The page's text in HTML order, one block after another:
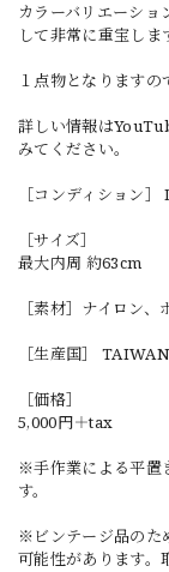
カラーバリエーショ
して非常に重宝しま
１点物となりますの
詳しい情報は
みてください。
［コンディション
［サイズ］
最大内周 約63cm
［素材］ナイロン
［生産国］ TAIWAN
［価格］
5,000円＋tax
※手作業による平置
す。
※ビンテージ品のた
可能性があります。